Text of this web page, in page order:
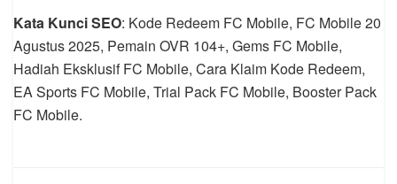
Kata Kunci SEO: Kode Redeem FC Mobile, FC Mobile 20
Agustus 2025, Pemain OVR 104+, Gems FC Mobile,
Hadiah Eksklusif FC Mobile, Cara Klaim Kode Redeem,
EA Sports FC Mobile, Trial Pack FC Mobile, Booster Pack
FC Mobile.